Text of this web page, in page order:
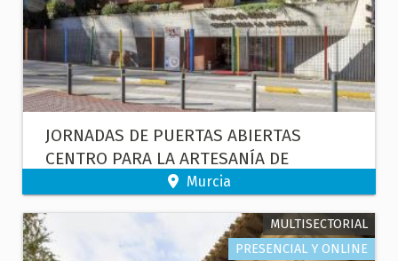
JORNADAS DE PUERTAS ABIERTAS
CENTRO PARA LA ARTESANÍA DE
Murcia
MULTISECTORIAL
PRESENCIAL Y ONLINE